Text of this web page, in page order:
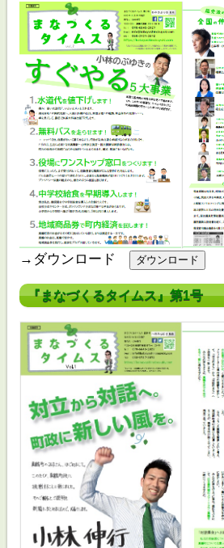
→ダウンロード
『まなづくるタイムス』第1号